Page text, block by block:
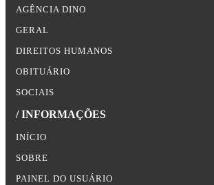
AGÊNCIA DINO
GERAL
DIREITOS HUMANOS
OBITUÁRIO
SOCIAIS
/ INFORMAÇÕES
INÍCIO
SOBRE
PAINEL DO USUÁRIO